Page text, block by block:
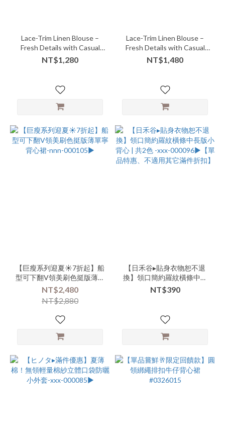
Lace-Trim Linen Blouse –
Fresh Details with Casual
Elegance
NT$1,280
Lace-Trim Linen Blouse –
Fresh Details with Casual
Elegance
NT$1,480
【巨瘦系列迎夏☀️7折起】船
型可下翻V領美刷色挺版薄單
寧背心裙-nnn-000105▶
NT$2,480
NT$2,880
【日禾谷▸貼身衣物恕不退
換】領口簡約羅紋橫條中長
版小背心 | 共2色 -xxx-
000096▶【單品特惠、不適
NT$390